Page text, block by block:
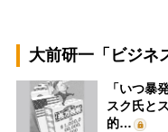
大前研一「ビジネ
「いつ暴
スク氏と
的…